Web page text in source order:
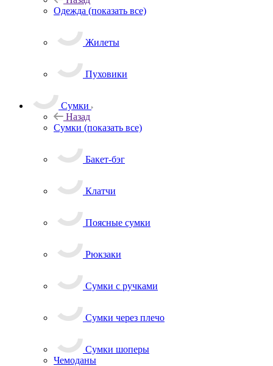
Одежда (показать все)
Жилеты
Пуховики
Сумки
Назад
Сумки (показать все)
Бакет-бэг
Клатчи
Поясные сумки
Рюкзаки
Сумки с ручками
Сумки через плечо
Сумки шоперы
Чемоданы